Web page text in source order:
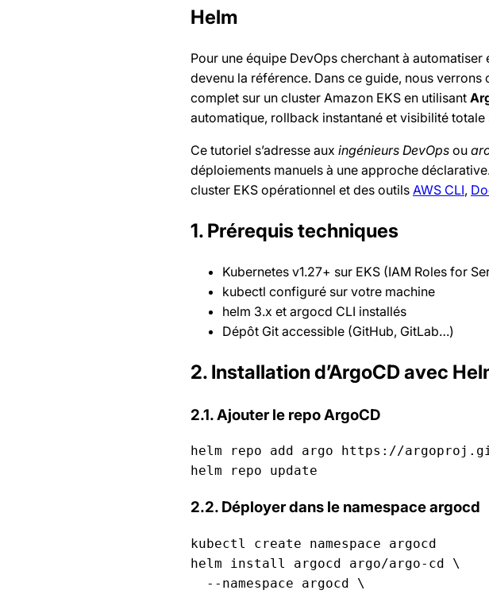
Helm
Pour une équipe DevOps cherchant à
devenu la référence. Dans ce guide, nous
complet sur un cluster Amazon EKS en utilisant
automatique, rollback instantané et visibilité
Ce tutoriel s’adresse aux ingénieurs DevOps ou
déploiements manuels à une approche
cluster EKS opérationnel et des outils AWS CLI,
1. Prérequis techniques
Kubernetes v1.27+ sur EKS (IAM Roles for
kubectl configuré sur votre machine
helm 3.x et argocd CLI installés
Dépôt Git accessible (GitHub, GitLab…)
2. Installation d’ArgoCD avec
2.1. Ajouter le repo ArgoCD
helm repo add argo https://
helm repo update
2.2. Déployer dans le namespace argocd
kubectl create namespace argocd
helm install argocd argo/argo-cd \
  --namespace argocd \